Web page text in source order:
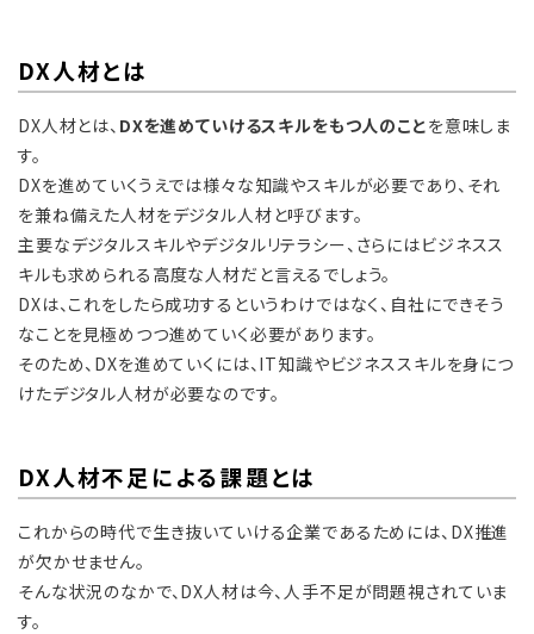
DX人材とは
DX人材とは、 DXを進めていけるスキルをもつ人のことを意味しま
す。
DXを進めていくうえでは様々な知識やスキルが必要であり、それ
を兼ね備えた人材をデジタル人材と呼びます。
主要なデジタルスキルやデジタルリテラシー、さらにはビジネスス
キルも求められる高度な人材だと言えるでしょう。
DXは、これをしたら成功するというわけではなく、自社にできそう
なことを見極めつつ進めていく必要があります。
そのため、DXを進めていくには、IT知識やビジネススキルを身につ
けたデジタル人材が必要なのです。
DX人材不足による課題とは
これからの時代で生き抜いていける企業であるためには、DX推進
が欠かせません。
そんな状況のなかで、DX人材は今、人手不足が問題視されていま
す。